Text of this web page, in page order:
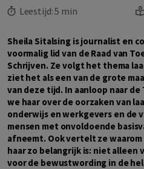
Leestijd:5 min
Sheila Sitalsing is journalist en
voormalig lid van de Raad van
Schrijven. Ze volgt het thema
ziet het als een van de grote
van deze tijd. In aanloop naar
we haar over de oorzaken van
onderwijs en werkgevers en de
mensen met onvoldoende
afneemt. Ook vertelt ze
haar zo belangrijk is: niet alleen
voor de bewustwording in de